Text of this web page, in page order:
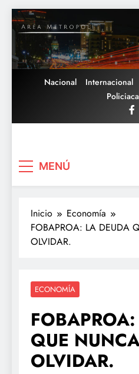
Saltar
al
contenido
Nacional Internacional
Policiaca
MENÚ
Inicio
Economía
FOBAPROA: LA DEUDA
OLVIDAR.
ECONOMÍA
QUE
OLVIDAR.